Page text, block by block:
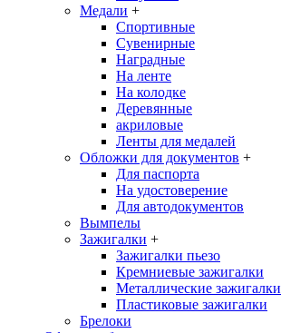
Медали +
Спортивные
Сувенирные
Наградные
На ленте
На колодке
Деревянные
акриловые
Ленты для медалей
Обложки для документов +
Для паспорта
На удостоверение
Для автодокументов
Вымпелы
Зажигалки +
Зажигалки пьезо
Кремниевые зажигалки
Металлические зажигалки
Пластиковые зажигалки
Брелоки